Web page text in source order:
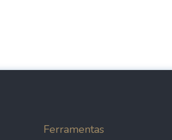
Ferramentas